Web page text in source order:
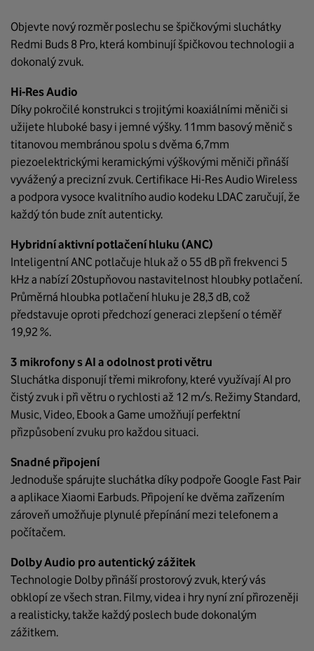
Objevte nový rozměr poslechu se špičkovými sluchátky
Redmi Buds 8 Pro, která kombinují špičkovou technologii a
dokonalý zvuk.
Hi-Res Audio
Díky pokročilé konstrukci s trojitými koaxiálními měniči si
užijete hluboké basy i jemné výšky. 11mm basový měnič s
titanovou membránou spolu s dvěma 6,7mm
piezoelektrickými keramickými výškovými měniči přináší
vyvážený a precizní zvuk. Certifikace Hi-Res Audio Wireless
a podpora vysoce kvalitního audio kodeku LDAC zaručují, že
každý tón bude znít autenticky.
Hybridní aktivní potlačení hluku (ANC)
Inteligentní ANC potlačuje hluk až o 55 dB při frekvenci 5
kHz a nabízí 20stupňovou nastavitelnost hloubky potlačení.
Průměrná hloubka potlačení hluku je 28,3 dB, což
představuje oproti předchozí generaci zlepšení o téměř
19,92 %.
3 mikrofony s AI a odolnost proti větru
Sluchátka disponují třemi mikrofony, které využívají AI pro
čistý zvuk i při větru o rychlosti až 12 m/s. Režimy Standard,
Music, Video, Ebook a Game umožňují perfektní
přizpůsobení zvuku pro každou situaci.
Snadné připojení
Jednoduše spárujte sluchátka díky podpoře Google Fast Pair
a aplikace Xiaomi Earbuds. Připojení ke dvěma zařízením
zároveň umožňuje plynulé přepínání mezi telefonem a
počítačem.
Dolby Audio pro autentický zážitek
Technologie Dolby přináší prostorový zvuk, který vás
obklopí ze všech stran. Filmy, videa i hry nyní zní přirozeněji
a realisticky, takže každý poslech bude dokonalým
zážitkem.